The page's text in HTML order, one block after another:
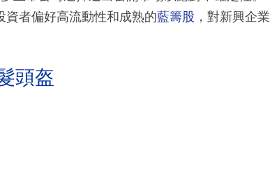
者偏好高流動性和成熟的藍籌股 ，對新興企業
頭盔